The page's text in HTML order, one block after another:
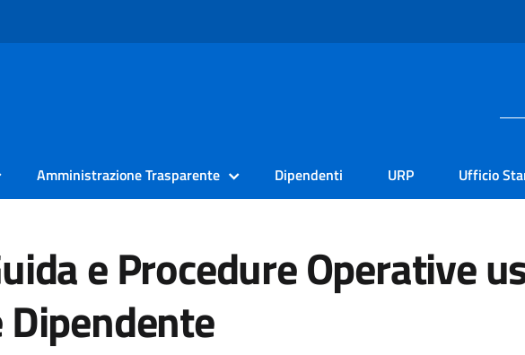
Amministrazione Trasparente Dipendenti URP Ufficio
e Procedure Operative